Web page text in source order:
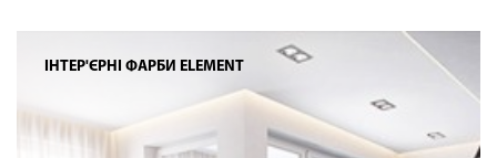
ІНТЕР'ЄРНІ ФАРБИ ELEMENT